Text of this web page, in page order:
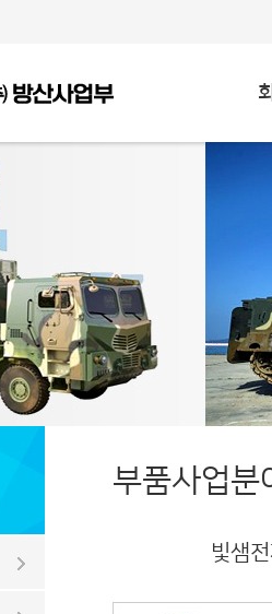
부품사업분
빛샘